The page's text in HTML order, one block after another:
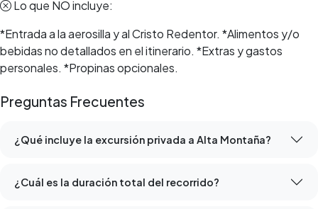
Lo que NO incluye:
*Entrada a la aerosilla y al Cristo Redentor. *Alimentos y/o
bebidas no detallados en el itinerario. *Extras y gastos
personales. *Propinas opcionales.
Preguntas Frecuentes
¿Qué incluye la excursión privada a Alta Montaña?
¿Cuál es la duración total del recorrido?